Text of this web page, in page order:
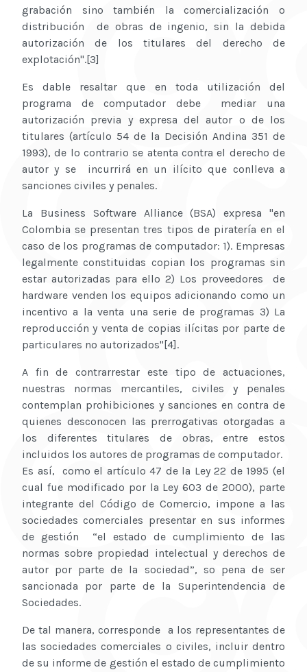
grabación sino también la comercialización o
distribución de obras de ingenio, sin la debida
autorización de los titulares del derecho de
explotación".[3]
Es dable resaltar que en toda utilización del
programa de computador debe mediar una
autorización previa y expresa del autor o de los
titulares (artículo 54 de la Decisión Andina 351 de
1993), de lo contrario se atenta contra el derecho de
autor y se incurrirá en un ilícito que conlleva a
sanciones civiles y penales.
La Business Software Alliance (BSA) expresa "en
Colombia se presentan tres tipos de piratería en el
caso de los programas de computador: 1). Empresas
legalmente constituidas copian los programas sin
estar autorizadas para ello 2) Los proveedores de
hardware venden los equipos adicionando como un
incentivo a la venta una serie de programas 3) La
reproducción y venta de copias ilícitas por parte de
particulares no autorizados"[4].
A fin de contrarrestar este tipo de actuaciones,
nuestras normas mercantiles, civiles y penales
contemplan prohibiciones y sanciones en contra de
quienes desconocen las prerrogativas otorgadas a
los diferentes titulares de obras, entre estos
incluidos los autores de programas de computador.
Es así, como el artículo 47 de la Ley 22 de 1995 (el
cual fue modificado por la Ley 603 de 2000), parte
integrante del Código de Comercio, impone a las
sociedades comerciales presentar en sus informes
de gestión “el estado de cumplimiento de las
normas sobre propiedad intelectual y derechos de
autor por parte de la sociedad”, so pena de ser
sancionada por parte de la Superintendencia de
Sociedades.
De tal manera, corresponde a los representantes de
las sociedades comerciales o civiles, incluir dentro
de su informe de gestión el estado de cumplimiento